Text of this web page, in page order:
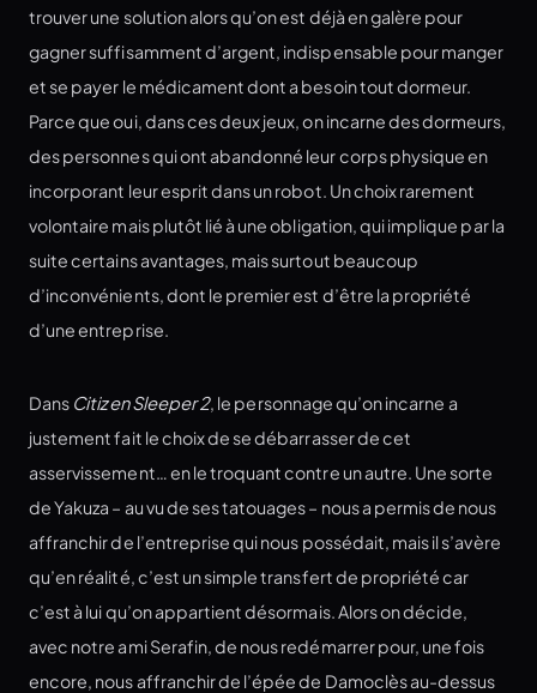
trouver une solution alors qu’on est déjà en galère pour
gagner suffisamment d’argent, indispensable pour manger
et se payer le médicament dont a besoin tout dormeur.
Parce que oui, dans ces deux jeux, on incarne des dormeurs,
des personnes qui ont abandonné leur corps physique en
incorporant leur esprit dans un robot. Un choix rarement
volontaire mais plutôt lié à une obligation, qui implique par la
suite certains avantages, mais surtout beaucoup
d’inconvénients, dont le premier est d’être la propriété
d’une entreprise.
Dans Citizen Sleeper 2, le personnage qu’on incarne a
justement fait le choix de se débarrasser de cet
asservissement… en le troquant contre un autre. Une sorte
de Yakuza – au vu de ses tatouages – nous a permis de nous
affranchir de l’entreprise qui nous possédait, mais il s’avère
qu’en réalité, c’est un simple transfert de propriété car
c’est à lui qu’on appartient désormais. Alors on décide,
avec notre ami Serafin, de nous redémarrer pour, une fois
encore, nous affranchir de l’épée de Damoclès au-dessus